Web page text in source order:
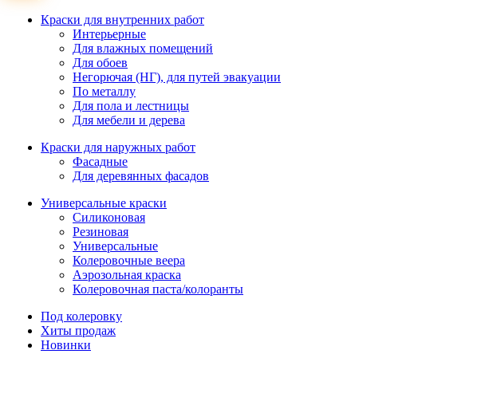
Краски для внутренних работ
Интерьерные
Для влажных помещений
Для обоев
Негорючая (НГ), для путей эвакуации
По металлу
Для пола и лестницы
Для мебели и дерева
Краски для наружных работ
Фасадные
Для деревянных фасадов
Универсальные краски
Силиконовая
Резиновая
Универсальные
Колеровочные веера
Аэрозольная краска
Колеровочная паста/колоранты
Под колеровку
Хиты продаж
Новинки